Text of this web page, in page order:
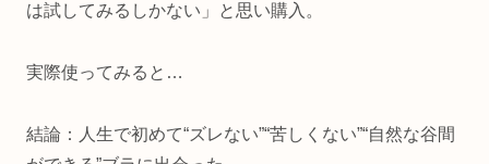
は試してみるしかない」と思い購入。
実際使ってみると…
結論：人生で初めて“ズレない”“苦しくない”“自然な谷間